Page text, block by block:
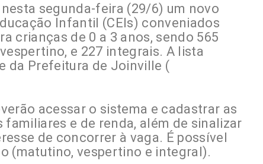
segunda-feira (29/6) um novo
Infantil (CEIs) conveniados
crianças de 0 a 3 anos, sendo 565
e 227 integrais. A lista
da Prefeitura de Joinville (
acessar o sistema e cadastrar as
e de renda, além de sinalizar
de concorrer à vaga. É possível
(matutino, vespertino e integral).